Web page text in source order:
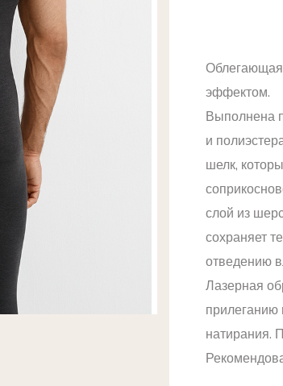
эффектом.
Выполнена
и
шелк,
слой из
сохраняет
отведению
Лазерная
натирания.